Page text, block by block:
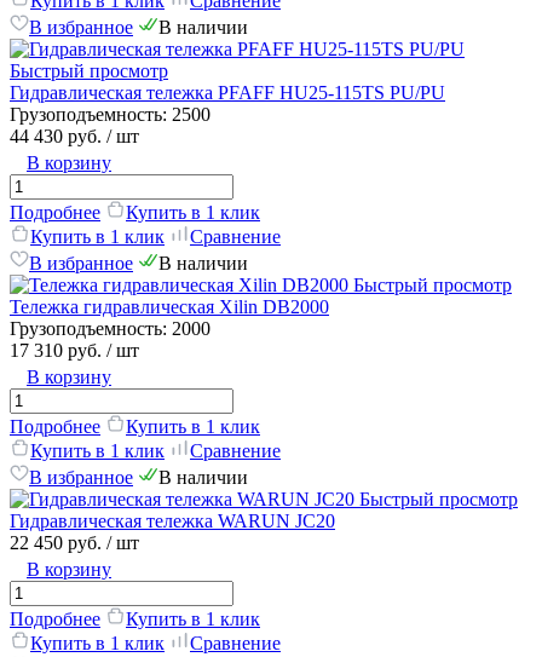
В избранное
В наличии
Быстрый просмотр
Гидравлическая тележка PFAFF HU25-115TS PU/PU
Грузоподъемность: 2500
44 430 руб. / шт
В корзину
Подробнее
Купить в 1 клик
Купить в 1 клик
Сравнение
В избранное
В наличии
Быстрый просмотр
Тележка гидравлическая Xilin DB2000
Грузоподъемность: 2000
17 310 руб. / шт
В корзину
Подробнее
Купить в 1 клик
Купить в 1 клик
Сравнение
В избранное
В наличии
Быстрый просмотр
Гидравлическая тележка WARUN JC20
22 450 руб. / шт
В корзину
Подробнее
Купить в 1 клик
Купить в 1 клик
Сравнение